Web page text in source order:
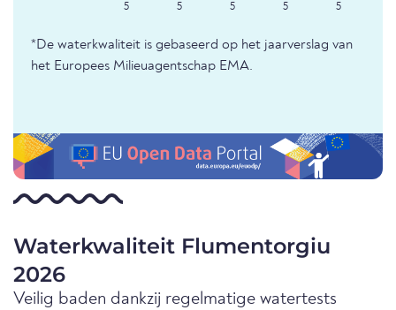
5 5 5 5 5
*De waterkwaliteit is gebaseerd op het jaarverslag van
het Europees Milieuagentschap EMA.
Waterkwaliteit Flumentorgiu
2026
Veilig baden dankzij regelmatige watertests